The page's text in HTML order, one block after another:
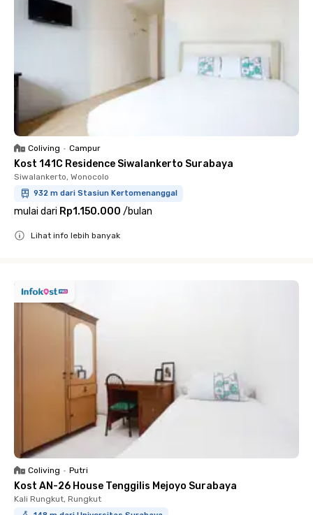
Coliving • Campur
Kost 141C Residence Siwalankerto Surabaya
Siwalankerto, Wonocolo
932 m dari Stasiun Kertomenanggal
mulai dari Rp1.150.000 /bulan
Lihat info lebih banyak
Coliving • Putri
Kost AN-26 House Tenggilis Mejoyo Surabaya
Kali Rungkut, Rungkut